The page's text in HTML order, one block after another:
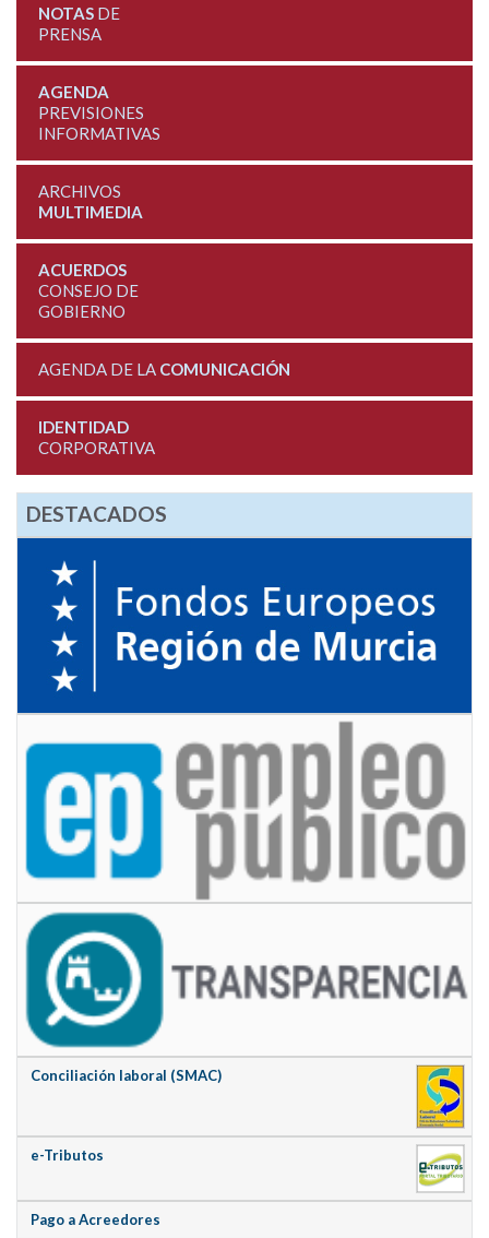
NOTASDE
PRENSA
AGENDA
PREVISIONES
INFORMATIVAS
ARCHIVOS
MULTIMEDIA
ACUERDOS
CONSEJO DE
GOBIERNO
AGENDA DE LA COMUNICACIÓN
IDENTIDAD
CORPORATIVA
DESTACADOS
Conciliación laboral (SMAC)
e-Tributos
Pago a Acreedores